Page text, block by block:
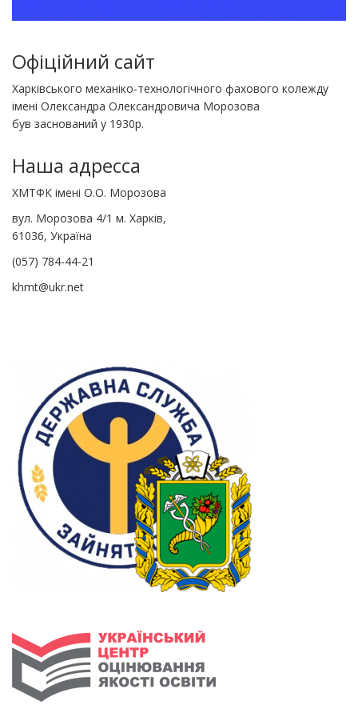
Офіційний сайт
Харківського механіко-технологічного фахового колежду
імені Олександра Олександровича Морозова
був заснований у 1930р.
Наша адресса
ХМТФК імені О.О. Морозова
вул. Морозова 4/1 м. Харків,
61036, Україна
(057) 784-44-21
khmt@ukr.net